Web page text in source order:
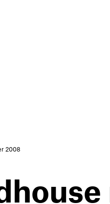
2008